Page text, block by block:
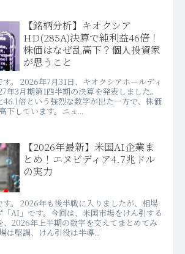
【銘柄分析】キオクシア
HD(285A)決算で純利益46倍！
株価はなぜ乱高下？個人投資家
が思うこと
。 2026年7月31日、キオクシアホールディ
年3月期第1四半期の決算を発表しました。
倍という強烈な数字が出た一方で、株価
下しています。ニュ...
【2026年最新】米国AI企業ま
とめ！エヌビディア4.7兆ドル
の実力
す。 2026年も後半戦に入りましたが、相場
AI」です。今回は、米国市場をけん引する
2026年上半期の数字を交えてまとめてみ
は堅調、けん引役は半導...